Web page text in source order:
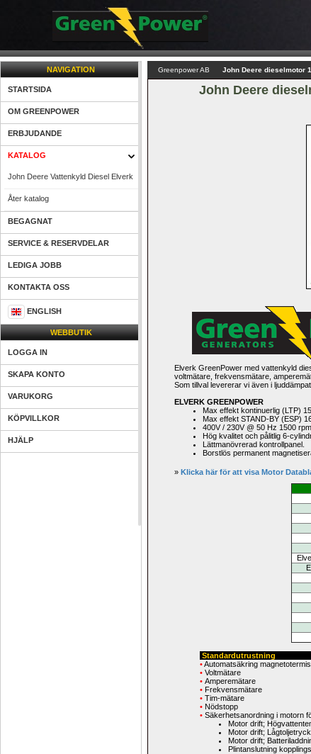
NAVIGATION
STARTSIDA
OM GREENPOWER
ERBJUDANDE
KATALOG
John Deere Vattenkyld Diesel Elverk
Åter katalog
BEGAGNAT
SERVICE & RESERVDELAR
LEDIGA JOBB
KONTAKTA OSS
ENGLISH
WEBBUTIK
LOGGA IN
SKAPA KONTO
VARUKORG
KÖPVILLKOR
HJÄLP
Greenpower AB John Deere dieselmotor
John Deere
Elverk GreenPower med vattenkyld
voltmätare, frekvensmätare,
Som tillval levererar vi även i
ELVERK GREENPOWER
Max effekt kontinuerlig (LTP)
Max effekt STAND-BY (ESP)
400V / 230V @ 50 Hz 1500 rpm.
Hög kvalitet och pålitlig 6-
Lättmanövrerad kontrollpanel.
Borstlös permanent
» Klicka här för att visa Motor
Standardutrustning
•Automatsäkring
• Voltmätare
• Amperemätare
• Frekvensmätare
• Tim-mätare
• Nödstopp
• Säkerhetsanordning i motorn
Motor drift;
Motor drift; Lågtoljetryck
Motor drift;
Plintanslutning